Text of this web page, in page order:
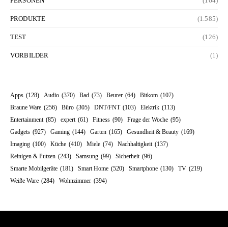
PRODUKTE (1.585)
TEST (126)
VORBILDER (1)
Apps (128) Audio (370) Bad (73) Beurer (64) Bitkom (107)
Braune Ware (256) Büro (305) DNT/FNT (103) Elektrik (113)
Entertainment (85) expert (61) Fitness (90) Frage der Woche (95)
Gadgets (927) Gaming (144) Garten (165) Gesundheit & Beauty (169)
Imaging (100) Küche (410) Miele (74) Nachhaltigkeit (137)
Reinigen & Putzen (243) Samsung (99) Sicherheit (96)
Smarte Mobilgeräte (181) Smart Home (520) Smartphone (130) TV (219)
Weiße Ware (284) Wohnzimmer (394)